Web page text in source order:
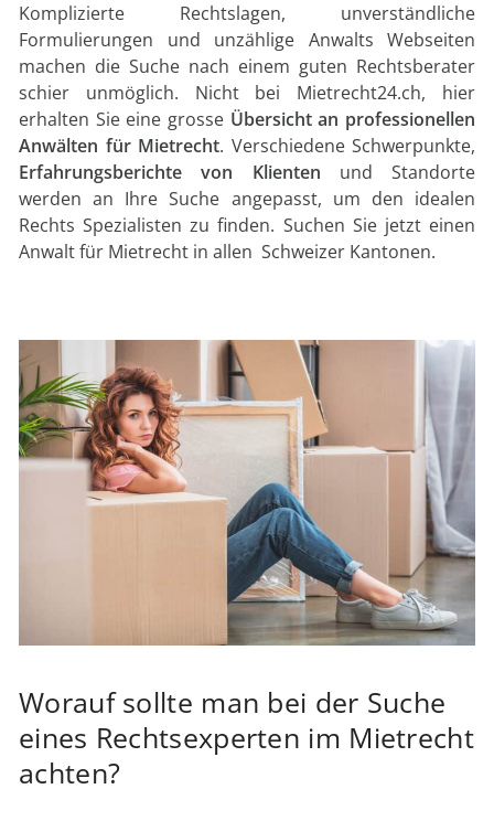
Komplizierte Rechtslagen, unverständliche
Formulierungen und unzählige Anwalts Webseiten
machen die Suche nach einem guten Rechtsberater
schier unmöglich. Nicht bei Mietrecht24.ch, hier
erhalten Sie eine grosse Übersicht an professionellen
Anwälten für Mietrecht. Verschiedene Schwerpunkte,
Erfahrungsberichte von Klienten und Standorte
werden an Ihre Suche angepasst, um den idealen
Rechts Spezialisten zu finden. Suchen Sie jetzt einen
Anwalt für Mietrecht in allen Schweizer Kantonen.
Worauf sollte man bei der Suche
eines Rechtsexperten im Mietrecht
achten?